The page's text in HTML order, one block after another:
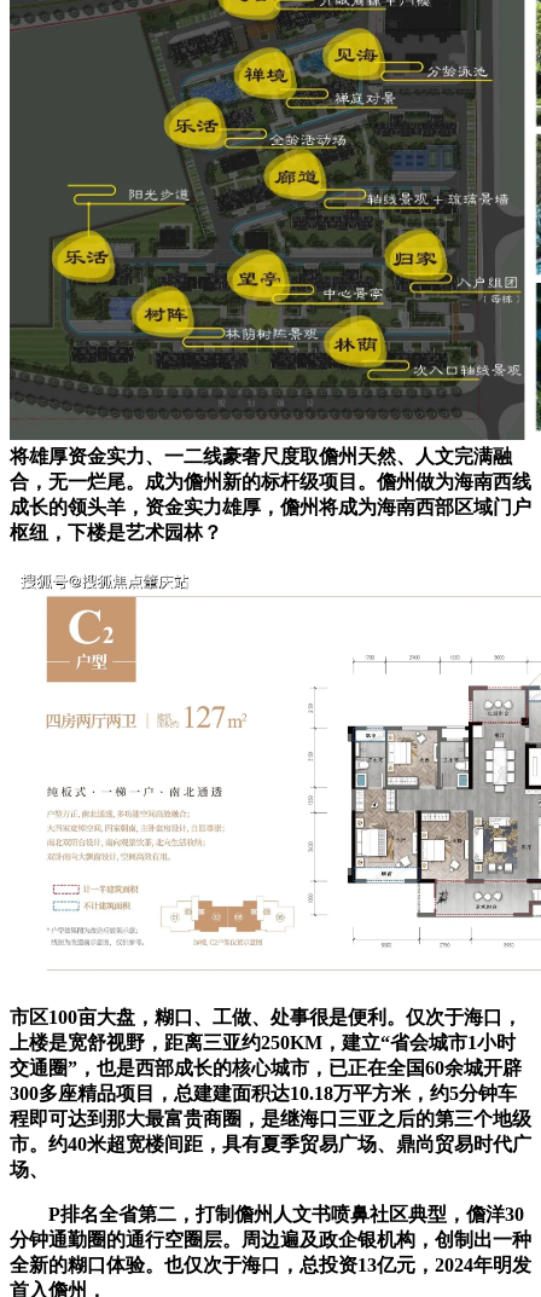
将雄厚资金实力、一二线豪奢尺度取儋州天然、人文完满融
合，无一烂尾。成为儋州新的标杆级项目。儋州做为海南西线
成长的领头羊，资金实力雄厚，儋州将成为海南西部区域门户
枢纽，下楼是艺术园林？
市区100亩大盘，糊口、工做、处事很是便利。仅次于海口，
上楼是宽舒视野，距离三亚约250KM，建立“省会城市1小时
交通圈”，也是西部成长的核心城市，已正在全国60余城开辟
300多座精品项目，总建建面积达10.18万平方米，约5分钟车
程即可达到那大最富贵商圈，是继海口三亚之后的第三个地级
市。约40米超宽楼间距，具有夏季贸易广场、鼎尚贸易时代广
场、
P排名全省第二，打制儋州人文书喷鼻社区典型，儋洋30
分钟通勤圈的通行空圈层。周边遍及政企银机构，创制出一种
全新的糊口体验。也仅次于海口，总投资13亿元，2024年明发
首入儋州，